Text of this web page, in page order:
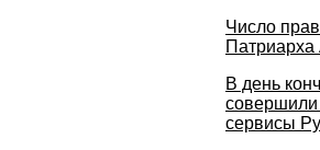
Число
Патриарха
В день
сервисы